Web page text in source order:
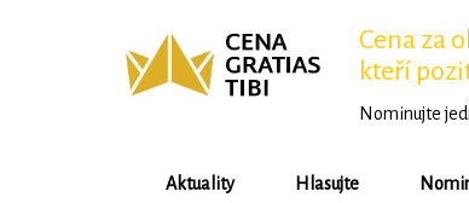
Cena za
kteří
Nominujte
Aktuality Hlasujte